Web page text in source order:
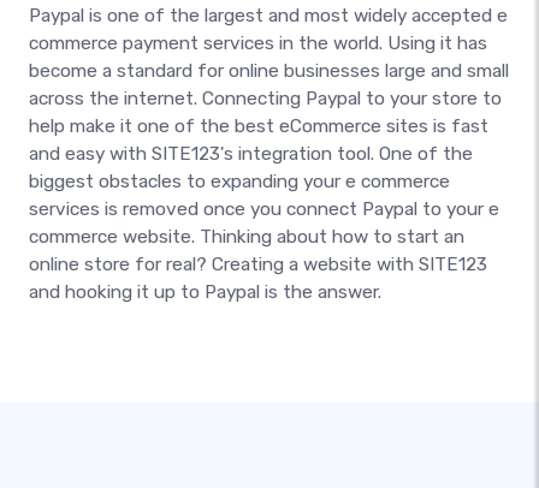
Paypal is one of the largest and most widely accepted e
commerce payment services in the world. Using it has
become a standard for online businesses large and small
across the internet. Connecting Paypal to your store to
help make it one of the best eCommerce sites is fast
and easy with SITE123's integration tool. One of the
biggest obstacles to expanding your e commerce
services is removed once you connect Paypal to your e
commerce website. Thinking about how to start an
online store for real? Creating a website with SITE123
and hooking it up to Paypal is the answer.